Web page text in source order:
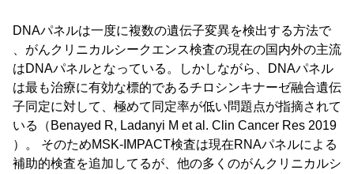
DNAパネルは一度に複数の遺伝子変異を検出する方法で
、がんクリニカルシークエンス検査の現在の国内外の主流
はDNAパネルとなっている。しかしながら、DNAパネル
は最も治療に有効な標的であるチロシンキナーゼ融合遺伝
子同定に対して、極めて同定率が低い問題点が指摘されて
いる（Benayed R, Ladanyi M et al. Clin Cancer Res 2019
）。 そのためMSK-IMPACT検査は現在RNAパネルによる
補助的検査を追加してるが、他の多くのがんクリニカルシ